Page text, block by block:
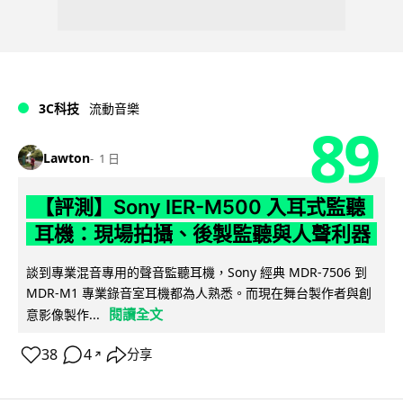
3C科技 流動音樂
Lawton 1 日 89
【評測】Sony IER-M500 入耳式監聽
耳機：現場拍攝、後製監聽與人聲利器
談到專業混音專用的聲音監聽耳機，Sony 經典 MDR-7506 到
MDR-M1 專業錄音室耳機都為人熟悉。而現在舞台製作者與創
意影像製作...
閱讀全文
38 4 ↗ 分享